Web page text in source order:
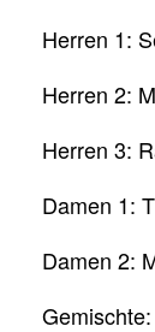
Herren 1:
Herren 2:
Herren 3:
Damen 1:
Damen 2: